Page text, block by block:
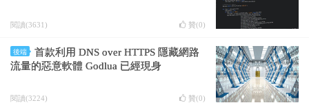
閱讀(3631) 贊(0)
後端
首款利用 DNS over HTTPS 隱藏網路
流量的惡意軟體 Godlua 已經現身
閱讀(3224) 贊(0)